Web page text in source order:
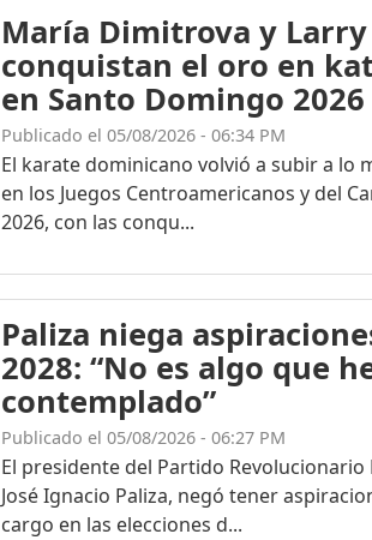
María Dimitrova y Larry
conquistan el oro en
en Santo Domingo 2026
Publicado el 05/08/2026 - 06:34 PM
El karate dominicano volvió a subir a lo
en los Juegos Centroamericanos y del
2026, con las conqu...
Paliza niega
2028: “No es algo que
contemplado”
Publicado el 05/08/2026 - 06:27 PM
El presidente del Partido Revolucionario
José Ignacio Paliza, negó tener
cargo en las elecciones d...